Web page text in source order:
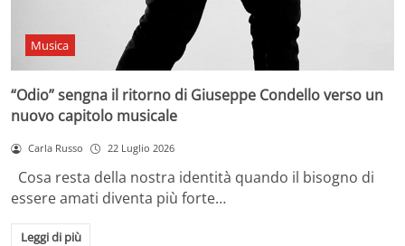
Musica
“Odio” sengna il ritorno di Giuseppe Condello verso un
nuovo capitolo musicale
Carla Russo 22 Luglio 2026
Cosa resta della nostra identità quando il bisogno di
essere amati diventa più forte…
Leggi di più